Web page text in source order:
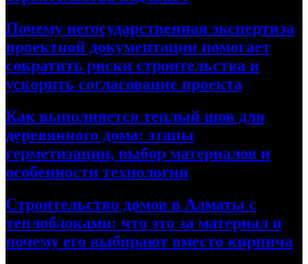
Почему негосударственная экспертиза
проектной документации помогает
сократить риски строительства и
ускорить согласование проекта
Как выполняется теплый шов для
деревянного дома: этапы
герметизации, выбор материалов и
особенности технологии
Строительство домов в Алматы с
теплоблоками: что это за материал и
почему его выбирают вместо кирпича